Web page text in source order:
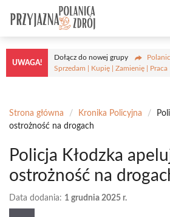
treści
UWAGA!
Dołącz do nowej grupy
Sprzedam | Kupię | Zamienię | Praca
Strona główna / Kronika Policyjna /
ostrożność na drogach
Policja Kłodzka
ostrożność na
Data dodania: 1 grudnia 2025 r.